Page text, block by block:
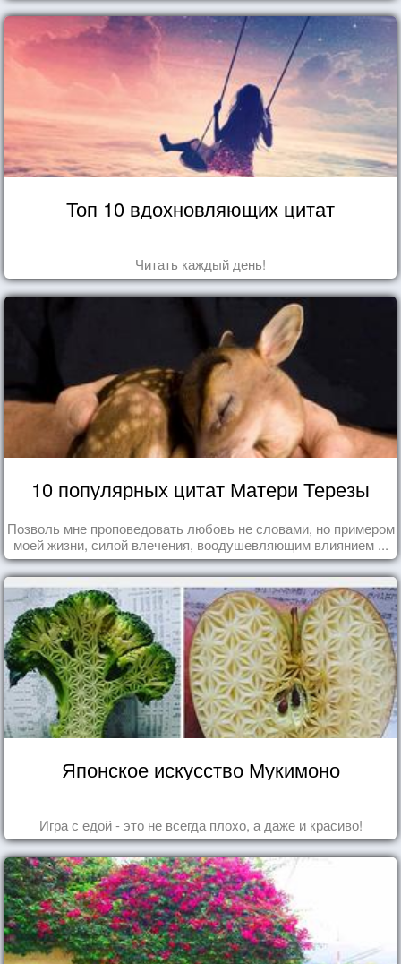
Топ 10 вдохновляющих цитат
Читать каждый день!
10 популярных цитат Матери Терезы
Позволь мне проповедовать любовь не словами, но примером
моей жизни, силой влечения, воодушевляющим влиянием ...
Японское искусство Мукимоно
Игра с едой - это не всегда плохо, а даже и красиво!